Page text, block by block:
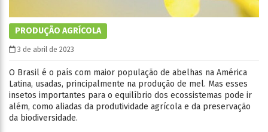
PRODUÇÃO AGRÍCOLA
3 de abril de 2023
O Brasil é o país com maior população de abelhas na América
Latina, usadas, principalmente na produção de mel. Mas esses
insetos importantes para o equilíbrio dos ecossistemas pode ir
além, como aliadas da produtividade agrícola e da preservação
da biodiversidade.